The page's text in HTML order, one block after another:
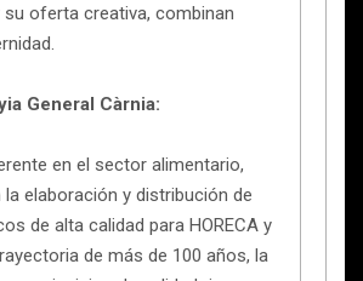
oferta creativa, combinan
General Càrnia:
en el sector alimentario,
la elaboración y distribución de
de alta calidad para HORECA y
de más de 100 años, la